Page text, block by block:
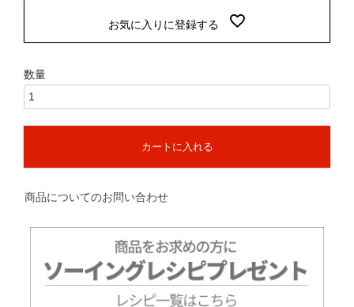
お気に入りに登録する
カートに入れる
商品についてのお問い合わせ